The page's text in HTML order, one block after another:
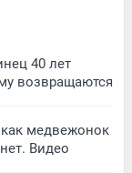
40 лет
возвращаются
медвежонок
Видео